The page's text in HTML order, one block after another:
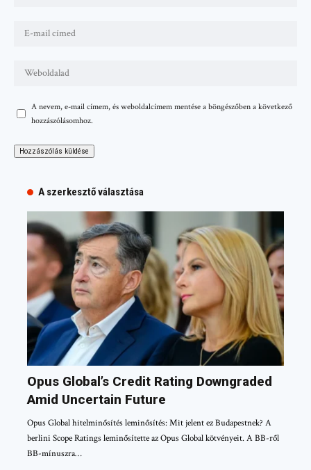
A nevem, e-mail címem, és weboldalcímem mentése a böngészőben a következő
hozzászólásomhoz.
A szerkesztő választása
Opus Global’s Credit Rating Downgraded
Amid Uncertain Future
Opus Global hitelminősítés leminősítés: Mit jelent ez Budapestnek? A
berlini Scope Ratings leminősítette az Opus Global kötvényeit. A BB-ről
BB-mínuszra…